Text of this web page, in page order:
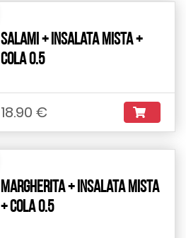
Salami + Insalata Mista +
Cola 0.5
18.90 €
Margherita + Insalata Mista
+ Cola 0.5